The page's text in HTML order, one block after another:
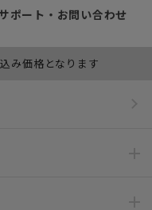
ポート・お問い合わせ
み価格となります